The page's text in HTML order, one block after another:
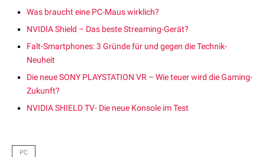
Was braucht eine PC-Maus wirklich?
NVIDIA Shield – Das beste Streaming-Gerät?
Falt-Smartphones: 3 Gründe für und gegen die Technik-
Neuheit
Die neue SONY PLAYSTATION VR – Wie teuer wird die Gaming-
Zukunft?
NVIDIA SHIELD TV- Die neue Konsole im Test
PC